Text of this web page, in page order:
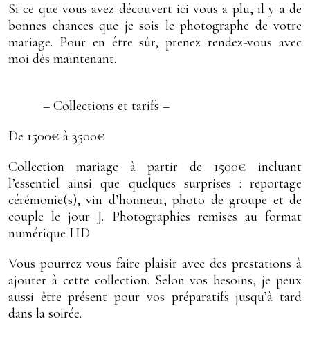
Si ce que vous avez découvert ici vous a plu, il y a de
bonnes chances que je sois le photographe de votre
mariage. Pour en être sûr, prenez rendez-vous avec
moi dès maintenant.
– Collections et tarifs –
De 1500€ à 3500€
Collection mariage à partir de 1500€ incluant
l’essentiel ainsi que quelques surprises : reportage
cérémonie(s), vin d’honneur, photo de groupe et de
couple le jour J. Photographies remises au format
numérique HD
Vous pourrez vous faire plaisir avec des prestations à
ajouter à cette collection. Selon vos besoins, je peux
aussi être présent pour vos préparatifs jusqu’à tard
dans la soirée.